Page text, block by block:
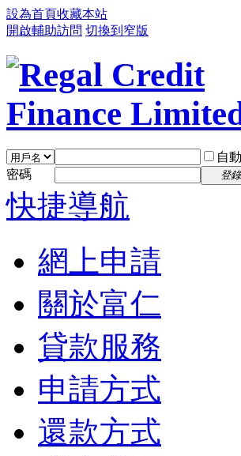
設為首頁收藏本站
開啟輔助訪問 切換到窄版
自
密碼
登錄
快捷導航
網上申請
關於富仁
貸款服務
申請方式
還款方式